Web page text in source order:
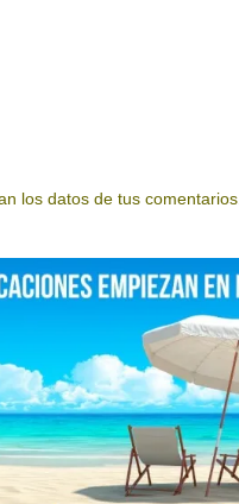
los datos de tus comentarios.